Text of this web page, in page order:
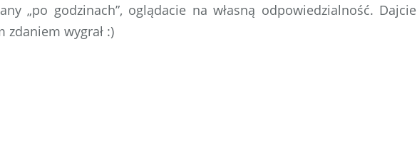
„po godzinach”, oglądacie na własną odpowiedzialność. Dajcie
zdaniem wygrał :)